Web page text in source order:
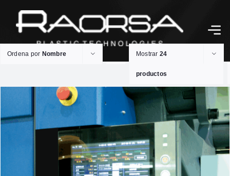
Ordena por Nombre Mostrar 24
productos